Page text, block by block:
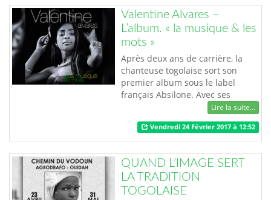
Valentine Alvares –
L’album. « la musique & les
mots »
Après deux ans de carrière, la
chanteuse togolaise sort son
premier album sous le label
français Absilone. Avec ses
rythmes Afrozouk, sa voix suave
et ses textes profonds, l’artiste est
parvenue à s’imposer comme une
valeur sure de la musique
togolaise. Le CD de 11 titres sera
lancé en mars à l’internationnal,
précédé par un nouveau clip
intitulé …
Lire la suite...
Vendredi 24 Février 2017 à 12:52
QUAND L’IMAGE SERT
LA TRADITION
TOGOLAISE